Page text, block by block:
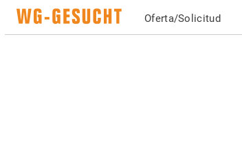
Oferta/Solicitud